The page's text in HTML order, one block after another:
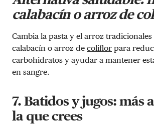
calabacín o arroz de
Cambia la pasta y el arroz
calabacín o arroz de coliflor para
carbohidratos y ayudar a mantener
en sangre.
7. Batidos y jugos: más
la que crees